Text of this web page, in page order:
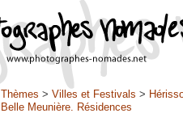
Thèmes > Villes et Festivals >
Belle Meunière. Résidences